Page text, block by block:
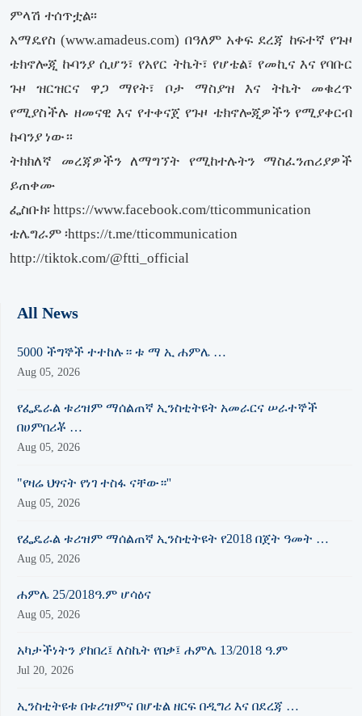
ምላሽ ተሰጥቷል፡፡
አማዴየስ (www.amadeus.com) በዓለም አቀፍ ደረጃ ከፍተኛ የጉዞ
ቴክኖሎጂ ኩባንያ ሲሆን፣ የአየር ትኬት፣ የሆቴል፣ የመኪና እና የባቡር
ጉዞ ዝርዝርና ዋጋ ማየት፣ ቦታ ማስያዝ እና ትኬት መቁረጥ
የሚያስችሉ ዘመናዊ እና የተቀናጀ የጉዞ ቴክኖሎጂዎችን የሚያቀርብ
ኩባንያ ነው።
ትክክለኛ መረጃዎችን ለማግኘት የሚከተሉትን ማስፈንጠሪያዎች
ይጠቀሙ
ፌስቡክ፡ https://www.facebook.com/tticommunication
ቴሌግራም ፡https://t.me/tticommunication
http://tiktok.com/@ftti_official
All News
5000 ችግኞች ተተከሉ። ቱ ማ ኢ ሐምሌ …
Aug 05, 2026
የፌዴራል ቱሪዝም ማሰልጠኛ ኢንስቲትዩት አመራርና ሠራተኞች
በሀምበሪቾ …
Aug 05, 2026
"የዛሬ ህፃናት የነገ ተስፋ ናቸው።''
Aug 05, 2026
የፌዴራል ቱሪዝም ማሰልጠኛ ኢንስቲትዩት የ2018 በጀት ዓመት …
Aug 05, 2026
ሐምሌ 25/2018ዓ.ም ሆሳዕና
Aug 05, 2026
አካታችነትን ያከበረ፤ ለስኬት የበቃ፤ ሐምሌ 13/2018 ዓ.ም
Jul 20, 2026
ኢንስቲትዩቱ በቱሪዝምና በሆቴል ዘርፍ በዲግሪ እና በደረጃ …